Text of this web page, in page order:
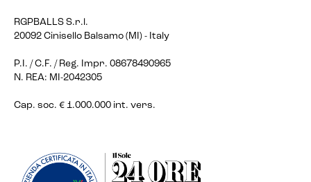
RGPBALLS S.r.l.
20092 Cinisello Balsamo (MI) - Italy
P.I. / C.F. / Reg. Impr. 08678490965
N. REA: MI-2042305
Cap. soc. € 1.000.000 int. vers.